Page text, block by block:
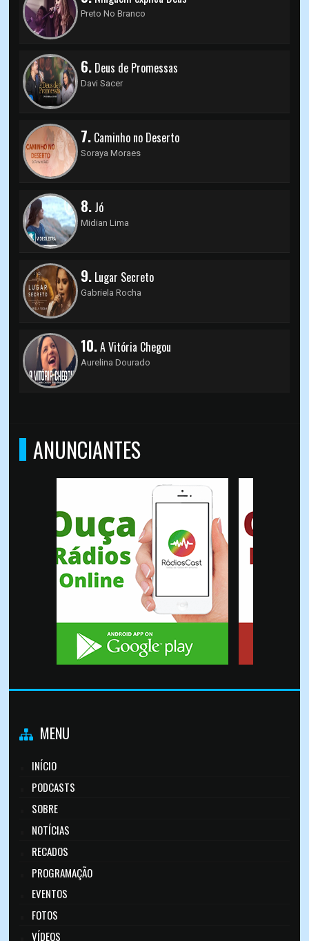
Preto No Branco
6. Deus de Promessas
Davi Sacer
7. Caminho no Deserto
Soraya Moraes
8. Jó
Midian Lima
9. Lugar Secreto
Gabriela Rocha
10.A Vitória Chegou
Aurelina Dourado
ANUNCIANTES
MENU
INÍCIO
PODCASTS
SOBRE
NOTÍCIAS
RECADOS
PROGRAMAÇÃO
EVENTOS
FOTOS
VÍDEOS